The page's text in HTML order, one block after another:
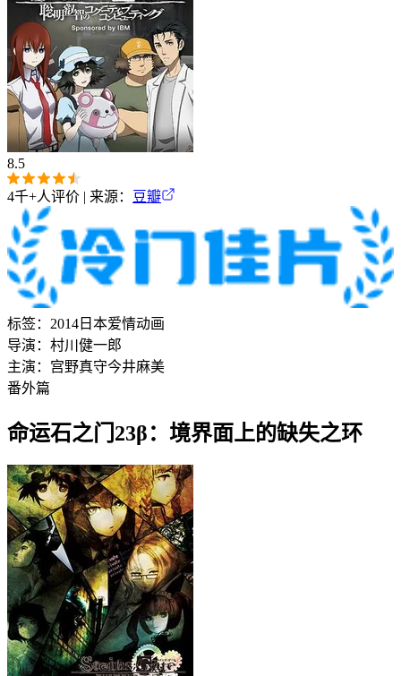
8.5
4千+人评价 | 来源： 豆瓣
标签： 2014 日本爱情动画
导演： 村川健一郎
主演： 宫野真守今井麻美
番外篇
命运石之门23β：境界面上的缺失之环